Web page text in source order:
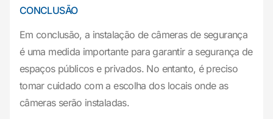
CONCLUSÃO
Em conclusão, a instalação de câmeras de segurança
é uma medida importante para garantir a segurança de
espaços públicos e privados. No entanto, é preciso
tomar cuidado com a escolha dos locais onde as
câmeras serão instaladas.